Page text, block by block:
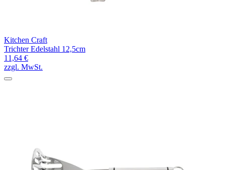
Kitchen Craft
Trichter Edelstahl 12,5cm
11,64 €
zzgl. MwSt.